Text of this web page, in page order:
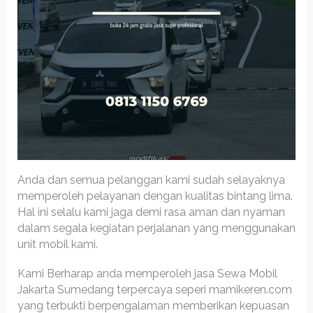
Anda dan semua pelanggan kami sudah selayaknya
memperoleh pelayanan dengan kualitas bintang lima.
Hal ini selalu kami jaga demi rasa aman dan nyaman
dalam segala kegiatan perjalanan yang menggunakan
unit mobil kami.
Kami Berharap anda memperoleh jasa Sewa Mobil
Jakarta Sumedang terpercaya seperi mamikeren.com
yang terbukti berpengalaman memberikan kepuasan